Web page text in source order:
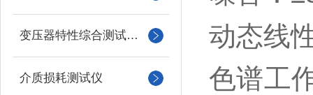
变压器特性综合测试台系列
介质损耗测试仪
动态线
色谱工